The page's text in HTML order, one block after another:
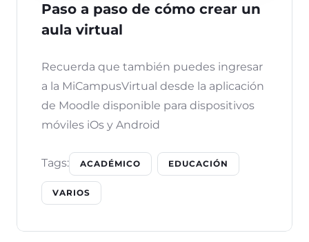
Paso a paso de cómo crear un
aula virtual
Recuerda que también puedes ingresar
a la MiCampusVirtual desde la aplicación
de Moodle disponible para dispositivos
móviles iOs y Android
Tags: ACADÉMICO EDUCACIÓN
VARIOS